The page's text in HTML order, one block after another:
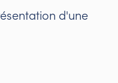
d'une